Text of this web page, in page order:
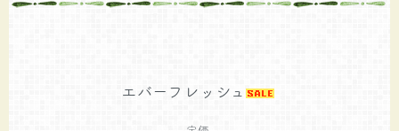
エバーフレッシュ